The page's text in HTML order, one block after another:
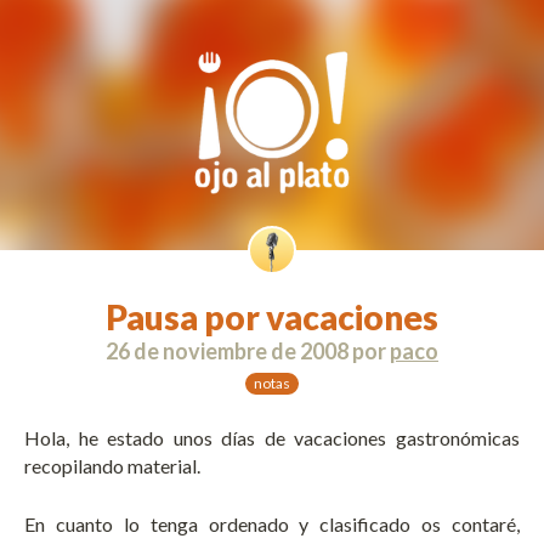
Pausa por vacaciones
26 de noviembre de 2008porpaco
notas
Hola, he estado unos días de vacaciones gastronómicas
recopilando material.
En cuanto lo tenga ordenado y clasificado os contaré,